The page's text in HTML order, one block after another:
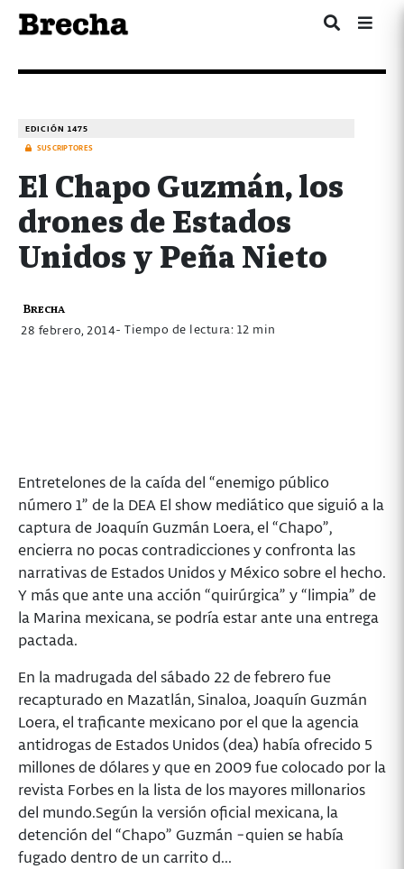
EDICIÓN 1475
SUSCRIPTORES
El Chapo Guzmán, los
drones de Estados
Unidos y Peña Nieto
Brecha
28 febrero, 2014- Tiempo de lectura: 12 min
Entretelones de la caída del “enemigo público
número 1” de la DEA El show mediático que siguió a la
captura de Joaquín Guzmán Loera, el “Chapo”,
encierra no pocas contradicciones y confronta las
narrativas de Estados Unidos y México sobre el hecho.
Y más que ante una acción “quirúrgica” y “limpia” de
la Marina mexicana, se podría estar ante una entrega
pactada.
En la madrugada del sábado 22 de febrero fue
recapturado en Mazatlán, Sinaloa, Joaquín Guzmán
Loera, el traficante mexicano por el que la agencia
antidrogas de Estados Unidos (dea) había ofrecido 5
millones de dólares y que en 2009 fue colocado por la
revista Forbes en la lista de los mayores millonarios
del mundo.Según la versión oficial me­xi­­cana, la
detención del “Chapo” Guzmán −quien se había
fugado dentro de un carrito d...